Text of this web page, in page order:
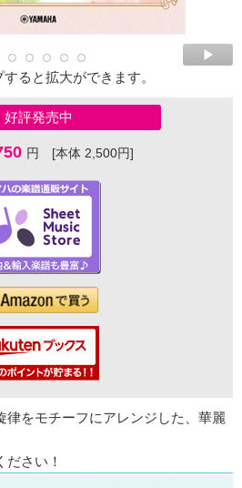
ると拡大ができます。
好評発売中
円 [本体 2,500円]
律をモチーフにアレンジした、華麗
さい！